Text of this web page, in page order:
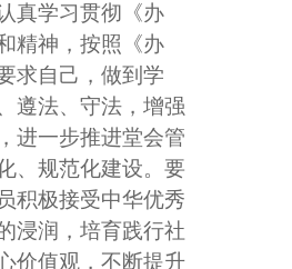
真学习贯彻《办
精神，按照《办
求自己，做到学
遵法、守法，增强
进一步推进堂会管
、规范化建设。要
积极接受中华优秀
浸润，培育践行社
价值观，不断提升